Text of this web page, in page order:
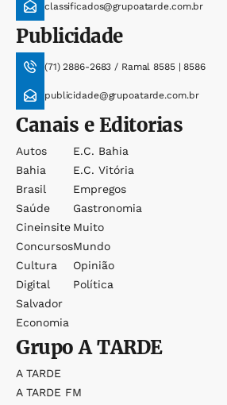
classificados@grupoatarde.com.br
Publicidade
(71) 2886-2683 / Ramal 8585 | 8586
publicidade@grupoatarde.com.br
Canais e Editorias
Autos
Bahia
Brasil
Saúde
Cineinsite
Concursos
Cultura
Digital
Salvador
Economia
E.c. Bahia
E.c. Vitória
Empregos
Gastronomia
Muito
Mundo
Opinião
Política
GrupoA TARDE
A TARDE
A TARDE FM